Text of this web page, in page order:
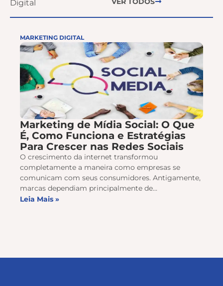
MARKETING DIGITAL
Marketing de Mídia Social: O Que
É, Como Funciona e Estratégias
Para Crescer nas Redes Sociais
O crescimento da internet transformou
completamente a maneira como empresas se
comunicam com seus consumidores. Antigamente,
marcas dependiam principalmente de...
Leia Mais »
Digital